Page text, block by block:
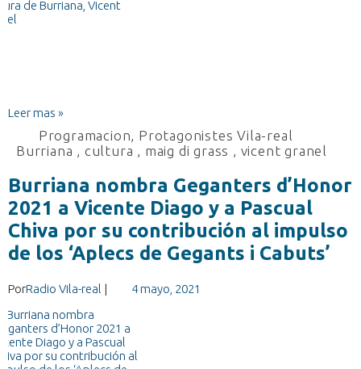
Leer mas »
Programacion
Protagonistes Vila-real
Burriana
cultura maig di grass vicent granel
Burriana nombra Geganters d’Honor
2021 a Vicente Diago y a Pascual
Chiva por su contribución al impulso
de los ‘Aplecs de Gegants i Cabuts’
PorRadio Vila-real | 4 mayo, 2021